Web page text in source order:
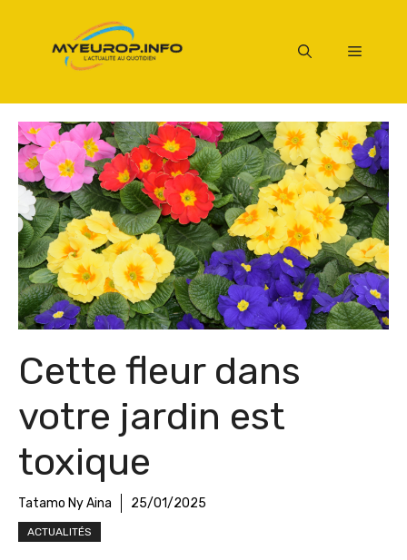
contenu
Menu
Cette fleur dans
votre jardin est
toxique
Tatamo Ny Aina 25/01/2025
ACTUALITÉS